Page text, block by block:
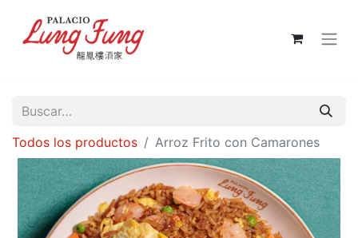
Todos los productos Arroz Frito con Camarones